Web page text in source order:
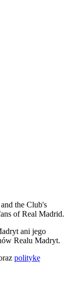
the Club's
of Real Madrid.
ani jego
Realu Madryt.
politykę